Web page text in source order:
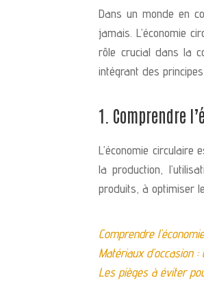
Dans un monde en
jamais. L’économie
rôle crucial dans la
intégrant des
1. Comprendre
L’économie circulaire
la production,
produits, à optimiser
Comprendre
Matériaux d’occasion
Les pièges à éviter